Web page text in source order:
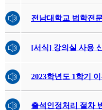
전남대학교 법학전
[서식] 강의실 사용
2023학년도 1학기
출석인정처리 절차